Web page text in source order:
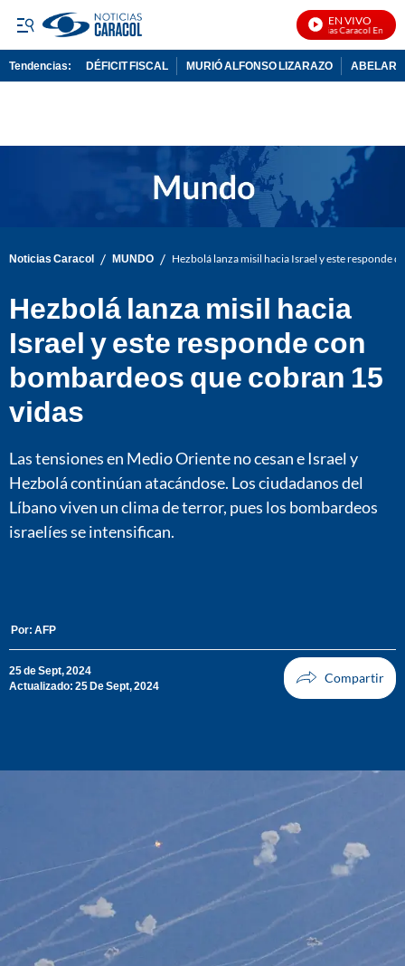
EN VIVO
Noticias Caracol En Vivo
Tendencias: DÉFICIT FISCAL MURIÓ ALFONSO LIZARAZO
Noticias Caracol / MUNDO / Hezbolá lanza misil hacia Israel y este responde
Hezbolá lanza misil hacia
Israel y este responde con
bombardeos que cobran 15
vidas
Las tensiones en Medio Oriente no cesan e Israel y
Hezbolá continúan atacándose. Los ciudadanos del
Líbano viven un clima de terror, pues los bombardeos
israelíes se intensifican.
Por: AFP
25 de Sept, 2024
Actualizado: 25 De Sept, 2024